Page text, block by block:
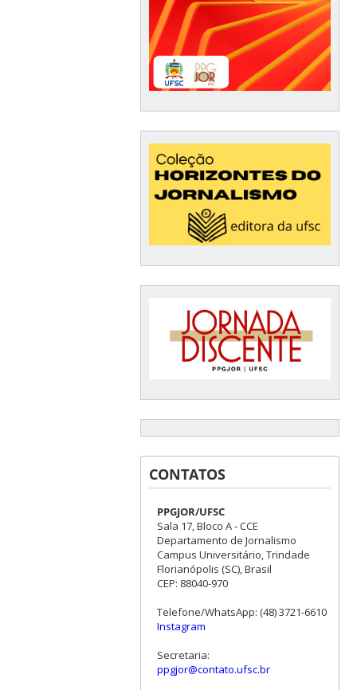
CONTATOS
PPGJOR/UFSC
Sala 17, Bloco A - CCE
Departamento de Jornalismo
Campus Universitário, Trindade
Florianópolis (SC), Brasil
CEP: 88040-970
Telefone/WhatsApp: (48) 3721-6610
Instagram
Secretaria:
ppgjor@contato.ufsc.br